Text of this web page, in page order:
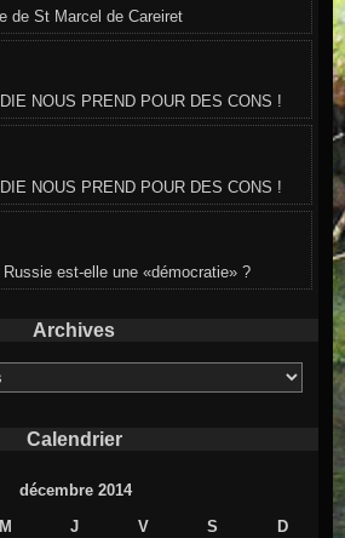
de St Marcel de Careiret
NOUS PREND POUR DES CONS !
NOUS PREND POUR DES CONS !
est-elle une «démocratie» ?
Archives
Calendrier
décembre 2014
M J V S D